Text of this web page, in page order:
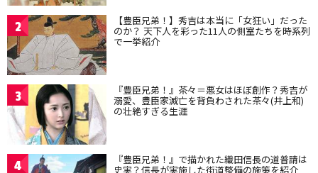
2 【豊臣兄弟！】秀吉は本当に「女狂い」だった
のか？ 天下人を彩った11人の側室たちを時系列
で一挙紹介
3 『豊臣兄弟！』茶々＝悪女はほぼ創作？秀吉が
溺愛、豊臣家滅亡を背負わされた茶々(井上和)
の壮絶すぎる生涯
4 『豊臣兄弟！』で描かれた織田信長の道普請は
史実？信長が実施した街道整備の施策を紹介